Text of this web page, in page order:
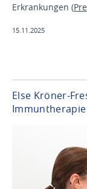
Erkrankungen (
15.11.2025
Else Kröner-